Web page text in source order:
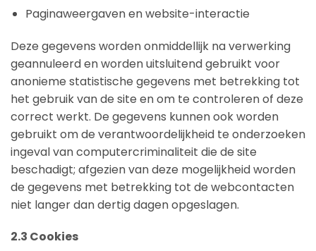
Paginaweergaven en website-interactie
Deze gegevens worden onmiddellijk na verwerking
geannuleerd en worden uitsluitend gebruikt voor
anonieme statistische gegevens met betrekking tot
het gebruik van de site en om te controleren of deze
correct werkt. De gegevens kunnen ook worden
gebruikt om de verantwoordelijkheid te onderzoeken
ingeval van computercriminaliteit die de site
beschadigt; afgezien van deze mogelijkheid worden
de gegevens met betrekking tot de webcontacten
niet langer dan dertig dagen opgeslagen.
2.3 Cookies